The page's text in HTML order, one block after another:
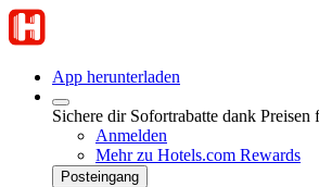
App herunterladen
Sichere dir Sofortrabatte dank
Anmelden
Mehr zu Hotels.com Rewards
Posteingang